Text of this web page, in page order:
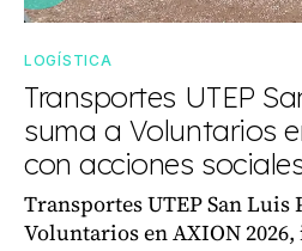
LOGÍSTICA
Transportes UTEP
suma a Voluntarios
con acciones
Transportes UTEP San
Voluntarios en AXION